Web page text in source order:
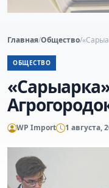
Главная/Общество/
ОБЩЕСТВО
WP Import 1 августа,